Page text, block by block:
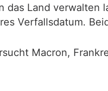
Land
Verfallsdatum.
Macron,